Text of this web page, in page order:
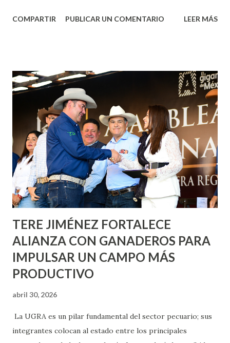
municipal, Leo Montañez dio inicio al programa
Corazón Urbano y el Municipio capital. Leo Montañez
informó que en este programa se usarán cerca de 90 mil
metros cuadrados de pintura, para dar inicio en la calle
Nieto, entre Jesús F. Elizondo y la calle 22 de Octubre, con
lo que se aplicará pintura en 66 casas. Posteriormente se
llevará este programa a Villas de Nuestra Señora de la
Asunción, Avenida Alameda y Decreto 27 de Septiembre, en
los edificios FOVISSSTE Ojo de Agua, en la comunidad
Norias de Paso Hondo y en los edificios de...
COMPARTIR PUBLICAR UN COMENTARIO LEER MÁS
TERE JIMÉNEZ FORTALECE
ALIANZA CON GANADEROS PARA
IMPULSAR UN CAMPO MÁS
PRODUCTIVO
abril 30, 2026
La UGRA es un pilar fundamental del sector pecuario; sus
integrantes colocan al estado entre los principales